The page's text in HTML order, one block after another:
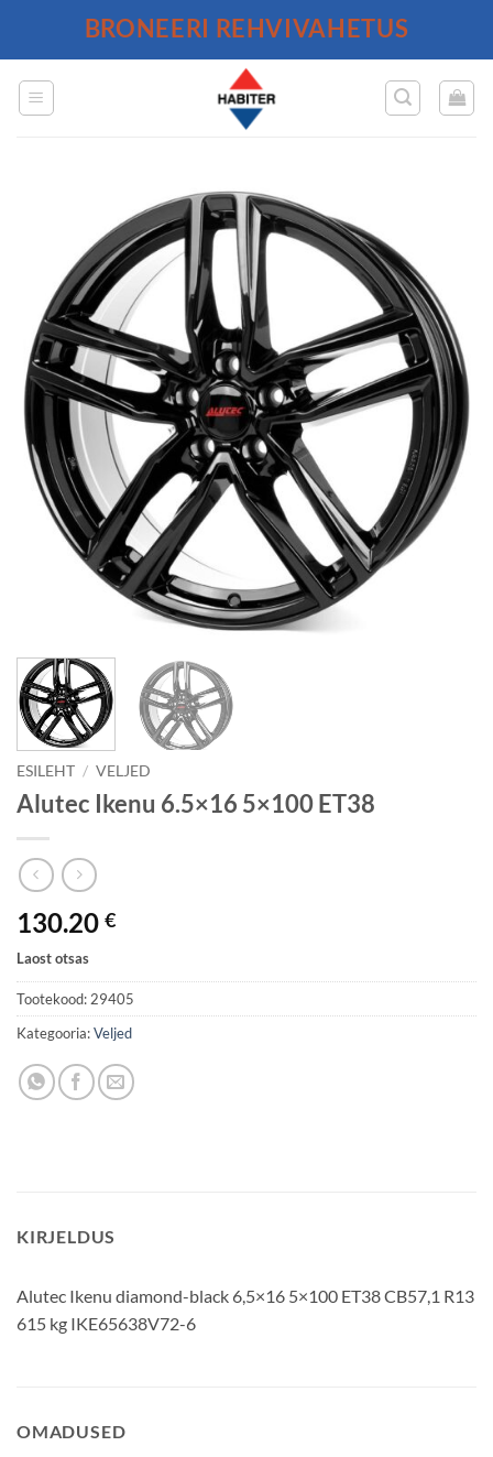
BRONEERI REHVIVAHETUS
ESILEHT / VELJED
Alutec Ikenu 6.5×16 5×100 ET38
130.20 €
Laost otsas
Tootekood: 29405
Kategooria:Veljed
KIRJELDUS
Alutec Ikenu diamond-black 6,5×16 5×100 ET38 CB57,1 R13
615 kg IKE65638V72-6
OMADUSED